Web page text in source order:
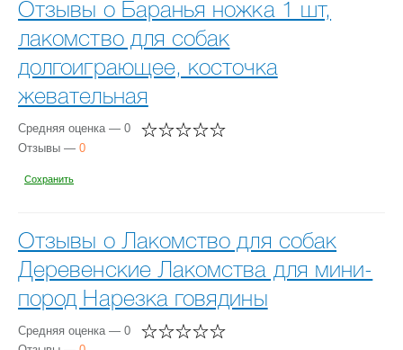
Отзывы о Баранья ножка 1 шт,
лакомство для собак
долгоиграющее, косточка
жевательная
Средняя оценка — 0
Отзывы — 0
Сохранить
Отзывы о Лакомство для собак
Деревенские Лакомства для мини-
пород Нарезка говядины
Средняя оценка — 0